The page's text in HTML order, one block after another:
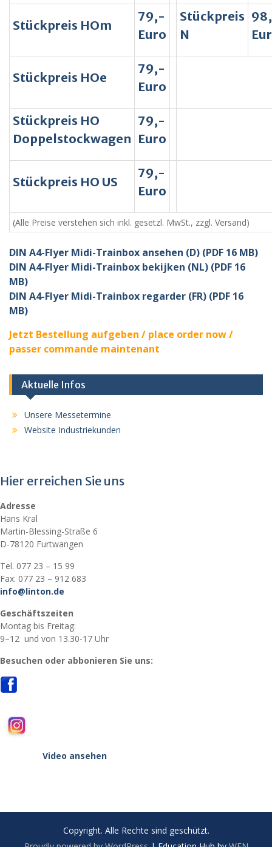
Stückpreis HOm
79,-
Euro
Stückpreis
N
Stückpreis HOe
79,-
Euro
Stückpreis HO
Doppelstockwagen
79,-
Euro
Stückpreis HO US
79,-
Euro
(Alle Preise verstehen sich inkl. gesetzl. MwSt., zzgl. Versand)
DIN A4-Flyer Midi-Trainbox ansehen (D) (PDF 16 MB)
DIN A4-Flyer Midi-Trainbox bekijken (NL) (PDF 16
MB)
DIN A4-Flyer Midi-Trainbox regarder (FR) (PDF 16
MB)
Jetzt Bestellung aufgeben / place order now /
passer commande maintenant
Aktuelle Infos
Unsere Messetermine
Website Industriekunden
Hier erreichen Sie uns
Adresse
Hans Kral
Martin-Blessing-Straße 6
D-78120 Furtwangen
Tel. 077 23 – 15 99
Fax: 077 23 – 912 683
info@linton.de
Geschäftszeiten
Montag bis Freitag:
9–12 und von 13.30-17 Uhr
Besuchen oder abbonieren Sie uns:
Video ansehen
Copyright. Alle Rechte sind geschützt.